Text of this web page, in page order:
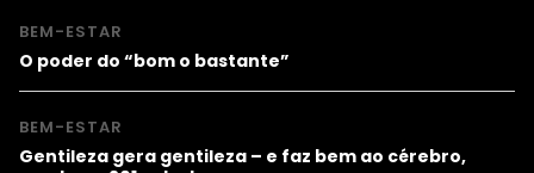
BEM-ESTAR
O poder do “bom o bastante”
BEM-ESTAR
Gentileza gera gentileza – e faz bem ao cérebro,